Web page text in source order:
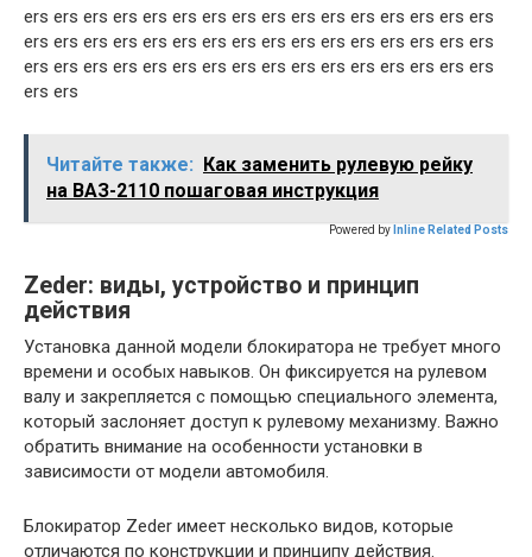
ers ers ers ers ers ers ers ers ers ers ers ers ers ers ers ers
ers ers ers ers ers ers ers ers ers ers ers ers ers ers ers ers
ers ers ers ers ers ers ers ers ers ers ers ers ers ers ers ers
ers ers
Читайте также: Как заменить рулевую рейку
на ВАЗ-2110 пошаговая инструкция
Powered by Inline Related Posts
Zeder: виды, устройство и принцип
действия
Установка данной модели блокиратора не требует много
времени и особых навыков. Он фиксируется на рулевом
валу и закрепляется с помощью специального элемента,
который заслоняет доступ к рулевому механизму. Важно
обратить внимание на особенности установки в
зависимости от модели автомобиля.
Блокиратор Zeder имеет несколько видов, которые
отличаются по конструкции и принципу действия.